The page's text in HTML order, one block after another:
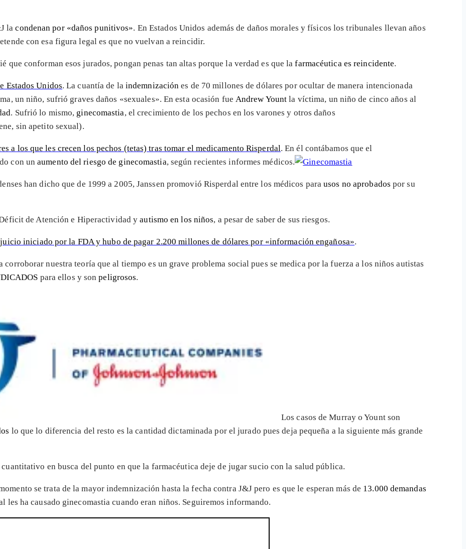
lacondenan por «daños punitivos». En Estados Unidos además de daños morales y físicos los tribunales llevan años
con esa figura legal es que no vuelvan a reincidir.
que conforman esos jurados, pongan penas tan altas porque la verdad es que lafarmacéutica es reincidente.
Estados Unidos. La cuantía de la indemnizaciónes de 70 millones de dólares por ocultar de manera intencionada
un niño, sufrió graves daños «sexuales». En esta ocasión fue Andrew Yount la víctima, un niño de cinco años al
. Sufrió lo mismo, ginecomastia, el crecimiento de los pechos en los varones y otros daños
sin apetito sexual).
a los que les crecen los pechos (tetas) tras tomar el medicamento Risperdal. En él contábamos que el
con unaumento del riesgo de ginecomastia, según recientes informes médicos.
han dicho que de 1999 a 2005, Janssen promovió Risperdal entre los médicos parausos no aprobadospor su
de Atención e Hiperactividad yautismo en los niños, a pesar de saber de sus riesgos.
juicio iniciado por la FDA y hubo de pagar 2.200 millones de dólares por «información engañosa».
corroborar nuestra teoría que al tiempo es un grave problema social pues se medica por la fuerza a los niños autistas
para ellos y son peligrosos.
Los casos de Murray o Yount son
lo que lo diferencia del resto es la cantidad dictaminada por el jurado pues deja pequeña a la siguiente más grande
en busca del punto en que la farmacéutica deje de jugar sucio con la salud pública.
se trata de la mayor indemnización hasta la fecha contra J&J pero es que le esperan más de 13.000 demandas
les ha causado ginecomastia cuando eran niños. Seguiremos informando.